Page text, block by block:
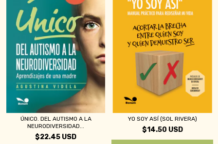
ÚNICO. DEL AUTISMO A LA
NEURODIVERSIDAD...
$22.45 USD
YO SOY ASÍ (SOL RIVERA)
$14.50 USD